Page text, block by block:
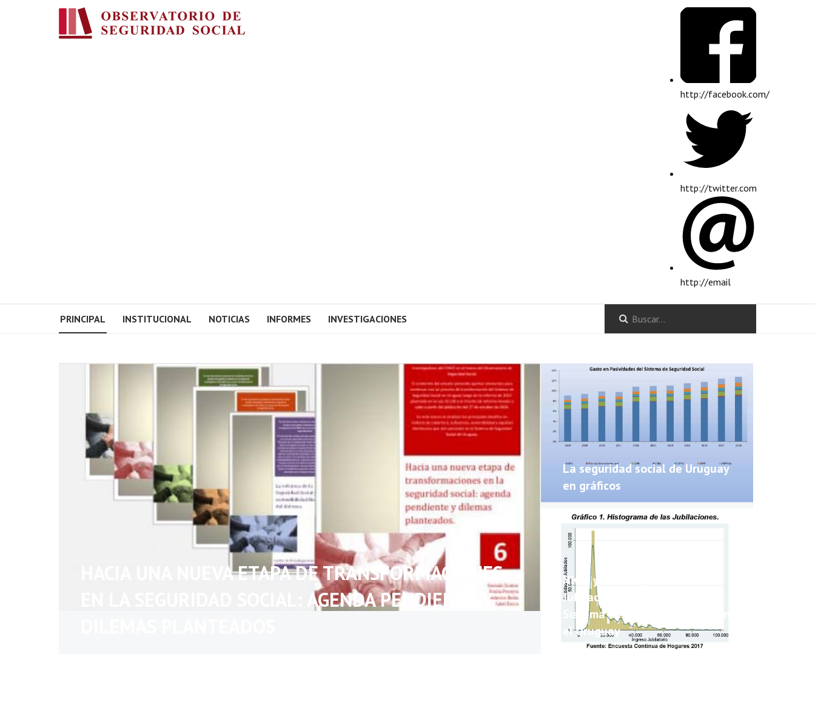
http://facebook.com/
http://twitter.com
http://email
PRINCIPAL INSTITUCIONAL NOTICIAS INFORMES INVESTIGACIONES
HACIA UNA NUEVA ETAPA DE TRANSFORMACIONES
EN LA SEGURIDAD SOCIAL: AGENDA PENDIENTE Y
La seguridad social de Uruguay
en gráficos
Nivel y Heterogeneidad de las
Jubilaciones y Pensiones del
Sistema de Seguridad Social en
el Uruguay